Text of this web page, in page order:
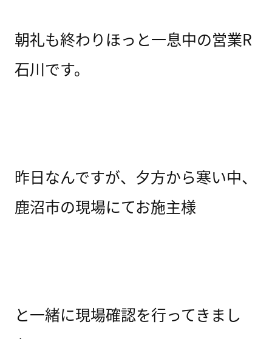
朝礼も終わりほっと一息中の営業R
石川です。
昨日なんですが、夕方から寒い中、
鹿沼市の現場にてお施主様
と一緒に現場確認を行ってきまし